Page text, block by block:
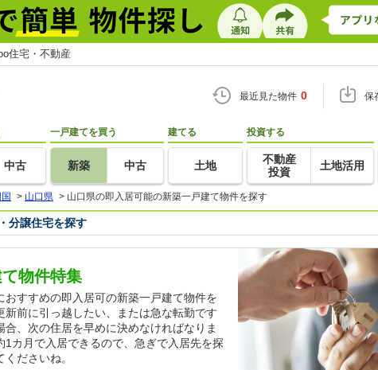
住宅・不動産
最近見た物件 0 保
中古
一戸建てを買う
新築 中古
建てる
土地
投資する
不動産
投資
土地活用
> 山口県 > 山口県の即入居可能の新築一戸建て物件を探す
分譲住宅を探す
物件特集
すすめの即入居可の新築一戸建て物件を
前に引っ越したい、または急な転勤です
、次の住居を早めに決めなければなりま
カ月で入居できるので、急ぎで入居先を探
ださいね。